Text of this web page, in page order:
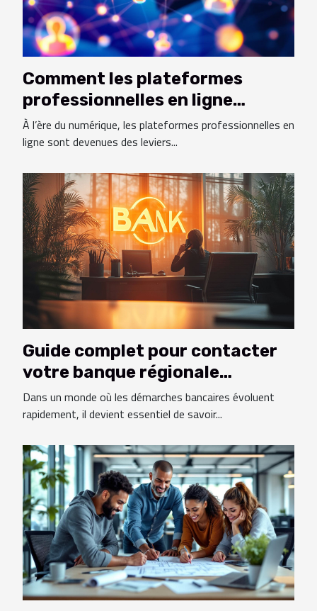
Comment les plateformes
professionnelles en ligne
favorisent-elles le réseautage
d'affaires ?
À l’ère du numérique, les plateformes professionnelles en
ligne sont devenues des leviers...
Guide complet pour contacter
votre banque régionale
efficacement
Dans un monde où les démarches bancaires évoluent
rapidement, il devient essentiel de savoir...